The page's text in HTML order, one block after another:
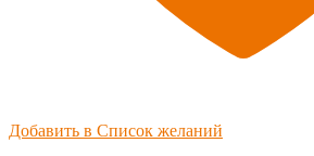
Добавить в Список желаний